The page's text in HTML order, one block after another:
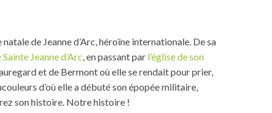
natale de Jeanne d’Arc, héroïne internationale. De sa
Jeanne d’Arc, en passant par l’église de son
et de Bermont où elle se rendait pour prier,
d’où elle a débuté son épopée militaire,
son histoire. Notre histoire !